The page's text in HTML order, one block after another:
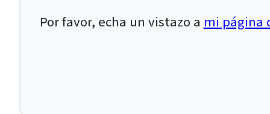
Por favor, echa un vistazo a mi página